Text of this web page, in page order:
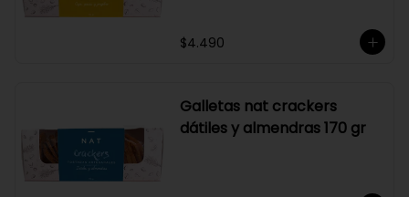
$4.490
Galletas nat crackers
dátiles y almendras 170 gr